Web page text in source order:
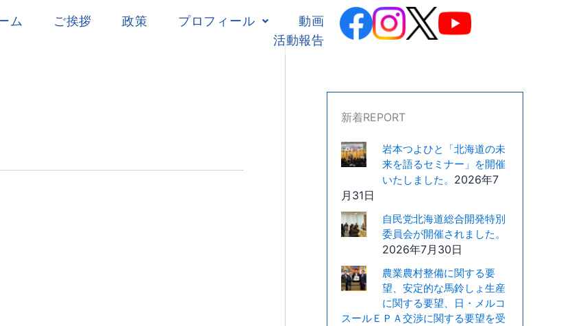
ム ご挨拶 政策 プロフィール
動画
活動報告
新着REPORT
岩本つよひと「北海道の未
来を語るセミナー」を開催
いたしました。 2026年7
月31日
自民党北海道総合開発特別
委員会が開催されました。
2026年7月30日
農業農村整備に関する要
望、安定的な馬鈴しょ生産
に関する要望、日・メルコ
スールＥＰＡ交渉に関する要望を受
カ
テ
ゴ